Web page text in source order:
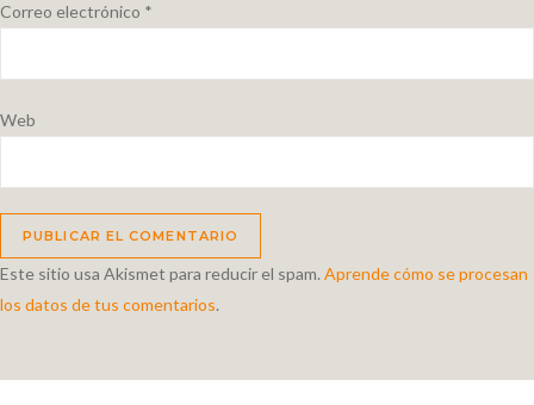
Correo electrónico *
Web
Este sitio usa Akismet para reducir el spam. Aprende cómo se procesan
los datos de tus comentarios.